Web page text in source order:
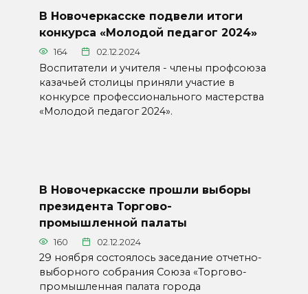
В Новочеркасске подвели итоги
конкурса «Молодой педагог 2024»
164 02.12.2024
Воспитатели и учителя - члены профсоюза
казачьей столицы приняли участие в
конкурсе профессионального мастерства
«Молодой педагог 2024».
В Новочеркасске прошли выборы
президента Торгово-
промышленной палаты
160 02.12.2024
29 ноября состоялось заседание отчетно-
выборного собрания Союза «Торгово-
промышленная палата города